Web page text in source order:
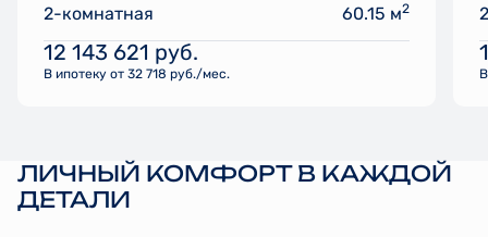
2-комнатная 60.15 м2
12 143 621 руб.
В ипотеку от 32 718 руб./мес.
ЛИЧНЫЙ КОМФОРТ В КАЖДОЙ
ДЕТАЛИ